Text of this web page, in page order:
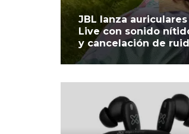
JBL lanza auriculares
Live con sonido
y cancelación de